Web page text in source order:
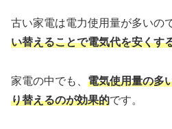
古い家電は電力使用量が多いので
い替えることで電気代を安くす
家電の中でも、 電気使用量の多
り替えるのが効果的です。